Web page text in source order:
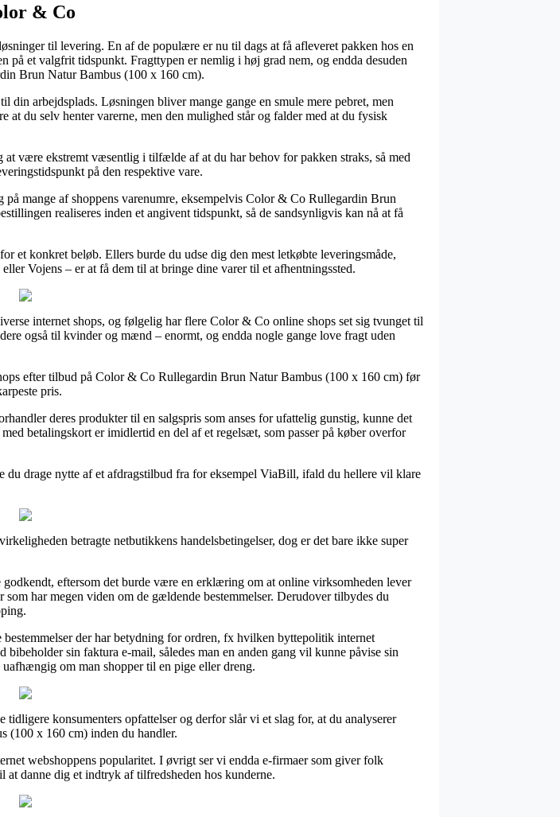
& Co
til levering. En af de populære er nu til dags at få afleveret pakken hos en
på et valgfrit tidspunkt. Fragttypen er nemlig i høj grad nem, og endda desuden
Brun Natur Bambus (100 x 160 cm).
arbejdsplads. Løsningen bliver mange gange en smule mere pebret, men
du selv henter varerne, men den mulighed står og falder med at du fysisk
være ekstremt væsentlig i tilfælde af at du har behov for pakken straks, så med
på den respektive vare.
mange af shoppens varenumre, eksempelvis Color & Co Rullegardin Brun
realiseres inden et angivent tidspunkt, så de sandsynligvis kan nå at få
et konkret beløb. Ellers burde du udse dig den mest letkøbte leveringsmåde,
Vojens – er at få dem til at bringe dine varer til et afhentningssted.
internet shops, og følgelig har flere Color & Co online shops set sig tvunget til
også til kvinder og mænd – enormt, og endda nogle gange love fragt uden
efter tilbud på Color & Co Rullegardin Brun Natur Bambus (100 x 160 cm) før
pris.
deres produkter til en salgspris som anses for ufattelig gunstig, kunne det
betalingskort er imidlertid en del af et regelsæt, som passer på køber overfor
drage nytte af et afdragstilbud fra for eksempel ViaBill, ifald du hellere vil klare
betragte netbutikkens handelsbetingelser, dog er det bare ikke super
eftersom det burde være en erklæring om at online virksomheden lever
har megen viden om de gældende bestemmelser. Derudover tilbydes du
der har betydning for ordren, fx hvilken byttepolitik internet
sin faktura e-mail, således man en anden gang vil kunne påvise sin
om man shopper til en pige eller dreng.
konsumenters opfattelser og derfor slår vi et slag for, at du analyserer
(100 x 160 cm) inden du handler.
webshoppens popularitet. I øvrigt ser vi endda e-firmaer som giver folk
danne dig et indtryk af tilfredsheden hos kunderne.